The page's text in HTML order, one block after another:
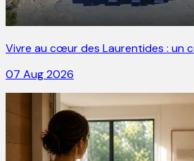
Vivre au cœur des Laurentides : un
07 Aug 2026